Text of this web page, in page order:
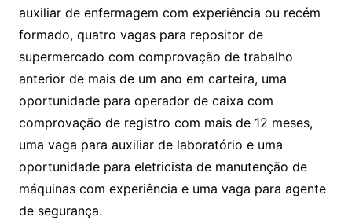
auxiliar de enfermagem com experiência ou recém
formado, quatro vagas para repositor de
supermercado com comprovação de trabalho
anterior de mais de um ano em carteira, uma
oportunidade para operador de caixa com
comprovação de registro com mais de 12 meses,
uma vaga para auxiliar de laboratório e uma
oportunidade para eletricista de manutenção de
máquinas com experiência e uma vaga para agente
de segurança.